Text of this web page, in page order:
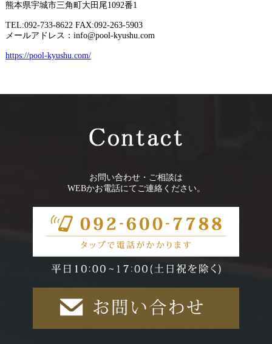
熊本県宇城市三角町大田尾1092番1
TEL:092-733-8622 FAX:092-263-5903
メールアドレス：info@pool-kyushu.com
https://pool-kyushu.com/
お問い合わせ・ご相談は
WEBかお電話にてご連絡ください。